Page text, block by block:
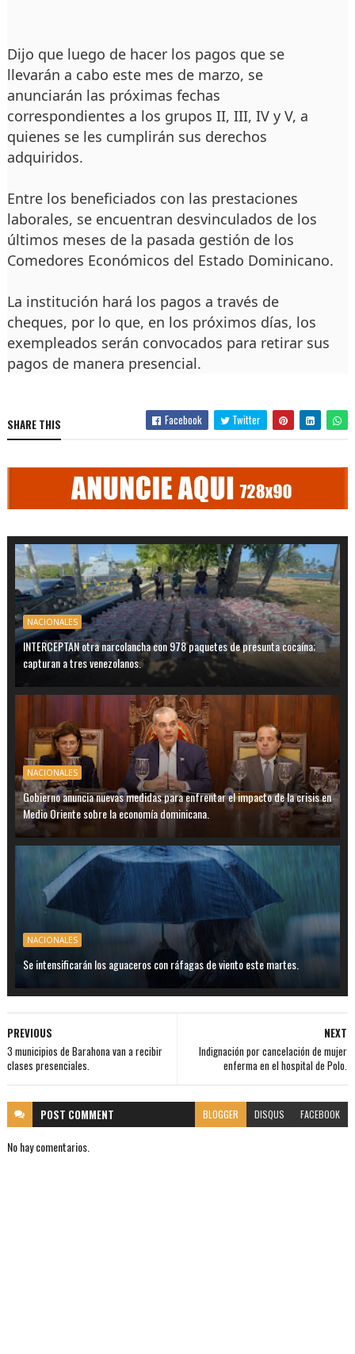
Dijo que luego de hacer los pagos que se
llevarán a cabo este mes de marzo, se
anunciarán las próximas fechas
correspondientes a los grupos II, III, IV y V, a
quienes se les cumplirán sus derechos
adquiridos.
Entre los beneficiados con las prestaciones
laborales, se encuentran desvinculados de los
últimos meses de la pasada gestión de los
Comedores Económicos del Estado Dominicano.
La institución hará los pagos a través de
cheques, por lo que, en los próximos días, los
exempleados serán convocados para retirar sus
pagos de manera presencial.
SHARE THIS Facebook Twitter
NACIONALES
INTERCEPTAN otra narcolancha con 978 paquetes de presunta cocaína;
capturan a tres venezolanos.
NACIONALES
Gobierno anuncia nuevas medidas para enfrentar el impacto de la crisis en
Medio Oriente sobre la economía dominicana.
NACIONALES
Se intensificarán los aguaceros con ráfagas de viento este martes.
NEXT
Indignación por cancelación de mujer
enferma en el hospital de Polo.
PREVIOUS
3 municipios de Barahona van a recibir
clases presenciales.
POST COMMENT BLOGGER DISQUS FACEBOOK
No hay comentarios.